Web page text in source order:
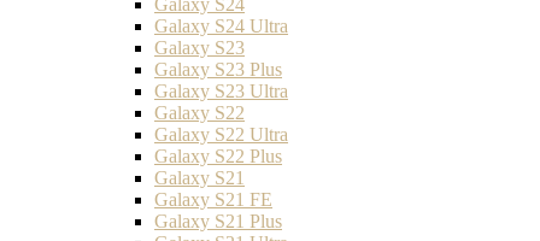
Galaxy S24
Galaxy S24 Ultra
Galaxy S23
Galaxy S23 Plus
Galaxy S23 Ultra
Galaxy S22
Galaxy S22 Ultra
Galaxy S22 Plus
Galaxy S21
Galaxy S21 FE
Galaxy S21 Plus